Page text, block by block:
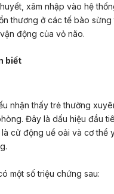
xâm nhập vào hệ
thương ở các tế bào
động của vỏ não.
biết
nhận thấy trẻ thường
Đây là dấu hiệu đầu
cử động uể oải và cơ thể
một số triệu chứng sau: